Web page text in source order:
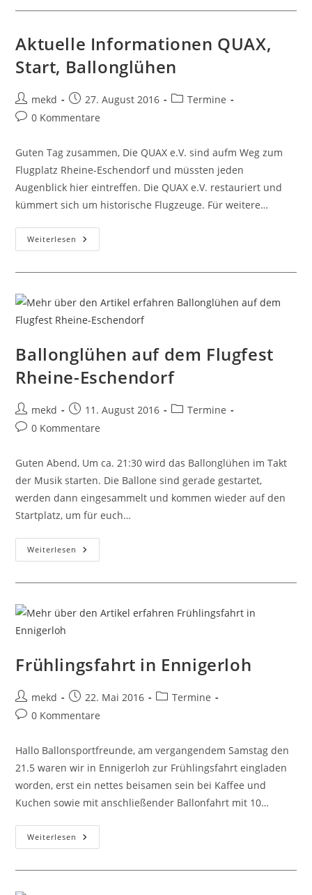
Aktuelle Informationen QUAX,
Start, Ballonglühen
Beitrags-
Autor:
mekd
Beitrag
veröffentlicht:
27. August 2016
Beitrags-
Termine
Beitrags-
0 Kommentare
Guten Tag zusammen, Die QUAX e.V. sind aufm Weg zum
Flugplatz Rheine-Eschendorf und müssten jeden
Augenblick hier eintreffen. Die QUAX e.V. restauriert und
kümmert sich um historische Flugzeuge. Für weitere…
Weiterlesen Aktuelle
Informationen
Ballonglühen auf dem Flugfest
Rheine-Eschendorf
Beitrags-
Autor:
mekd
Beitrag
veröffentlicht:
11. August 2016
Beitrags-
Termine
Beitrags-
0 Kommentare
Guten Abend, Um ca. 21:30 wird das Ballonglühen im Takt
der Musik starten. Die Ballone sind gerade gestartet,
werden dann eingesammelt und kommen wieder auf den
Startplatz, um für euch…
Weiterlesen Ballonglühen
Auf
Frühlingsfahrt in Ennigerloh
Beitrags-
Autor:
mekd
Beitrag
veröffentlicht:
22. Mai 2016
Beitrags-
Termine
Beitrags-
0 Kommentare
Hallo Ballonsportfreunde, am vergangendem Samstag den
21.5 waren wir in Ennigerloh zur Frühlingsfahrt eingladen
worden, erst ein nettes beisamen sein bei Kaffee und
Kuchen sowie mit anschließender Ballonfahrt mit 10…
Weiterlesen Frühlingsfahrt
In